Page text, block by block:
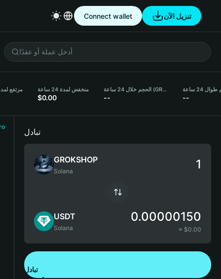
Connect wallet تنزيل الآن
مرتفع لمدة 24 منخفض لمدة 24 ساعة
$0.00
الحجم خلال 24 ساعة (GROKSHOP)
--
24 ساعة
--
تبادل
GROKSHOP
Solana
USDT
Solana
0.00000150
≈ $0.00
تبادل